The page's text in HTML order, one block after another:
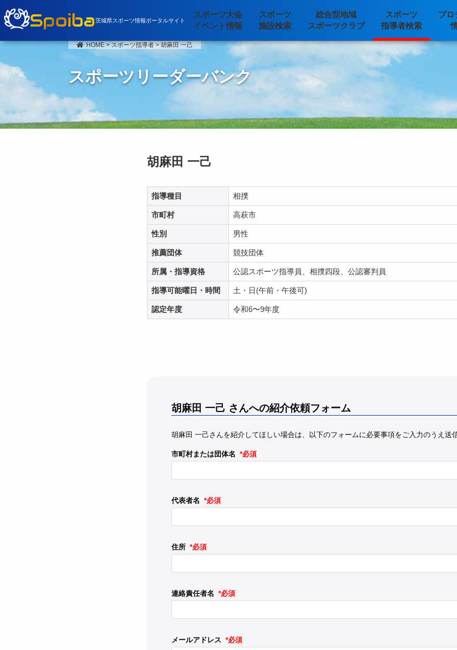
Spoiba茨城県スポーツ情報ポータルサイト
スポーツ大会
イベント情報
スポーツ
施設検索
総合型地域
スポーツクラブ
スポーツ
指導者検索
プロ
HOME>スポーツ指導者>胡麻田 一己
スポーツリーダーバンク
胡麻田 一己
指導種目 相撲
市町村 高萩市
性別 男性
推薦団体 競技団体
所属・指導資格 公認スポーツ指導員、相撲四段、公認審判員
指導可能曜日・時間 土・日(午前・午後可)
認定年度 令和6〜9年度
胡麻田 一己 さんへの紹介依頼フォーム
胡麻田 一己さんを紹介してほしい場合は、以下のフォームに必要事項をご入力のうえ送
市町村または団体名 *必須
代表者名 *必須
住所 *必須
連絡責任者名 *必須
メールアドレス *必須